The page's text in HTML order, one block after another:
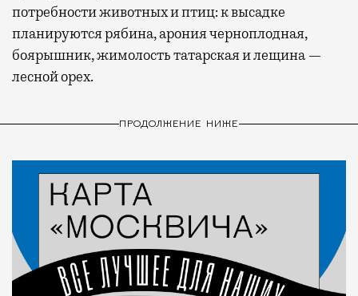
потребности животных и птиц: к высадке
планируются рябина, арония черноплодная,
боярышник, жимолость татарская и лещина —
лесной орех.
ПРОДОЛЖЕНИЕ НИЖЕ